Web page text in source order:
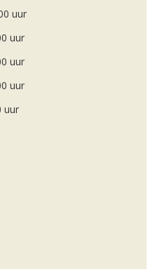
uur
uur
uur
uur
uur